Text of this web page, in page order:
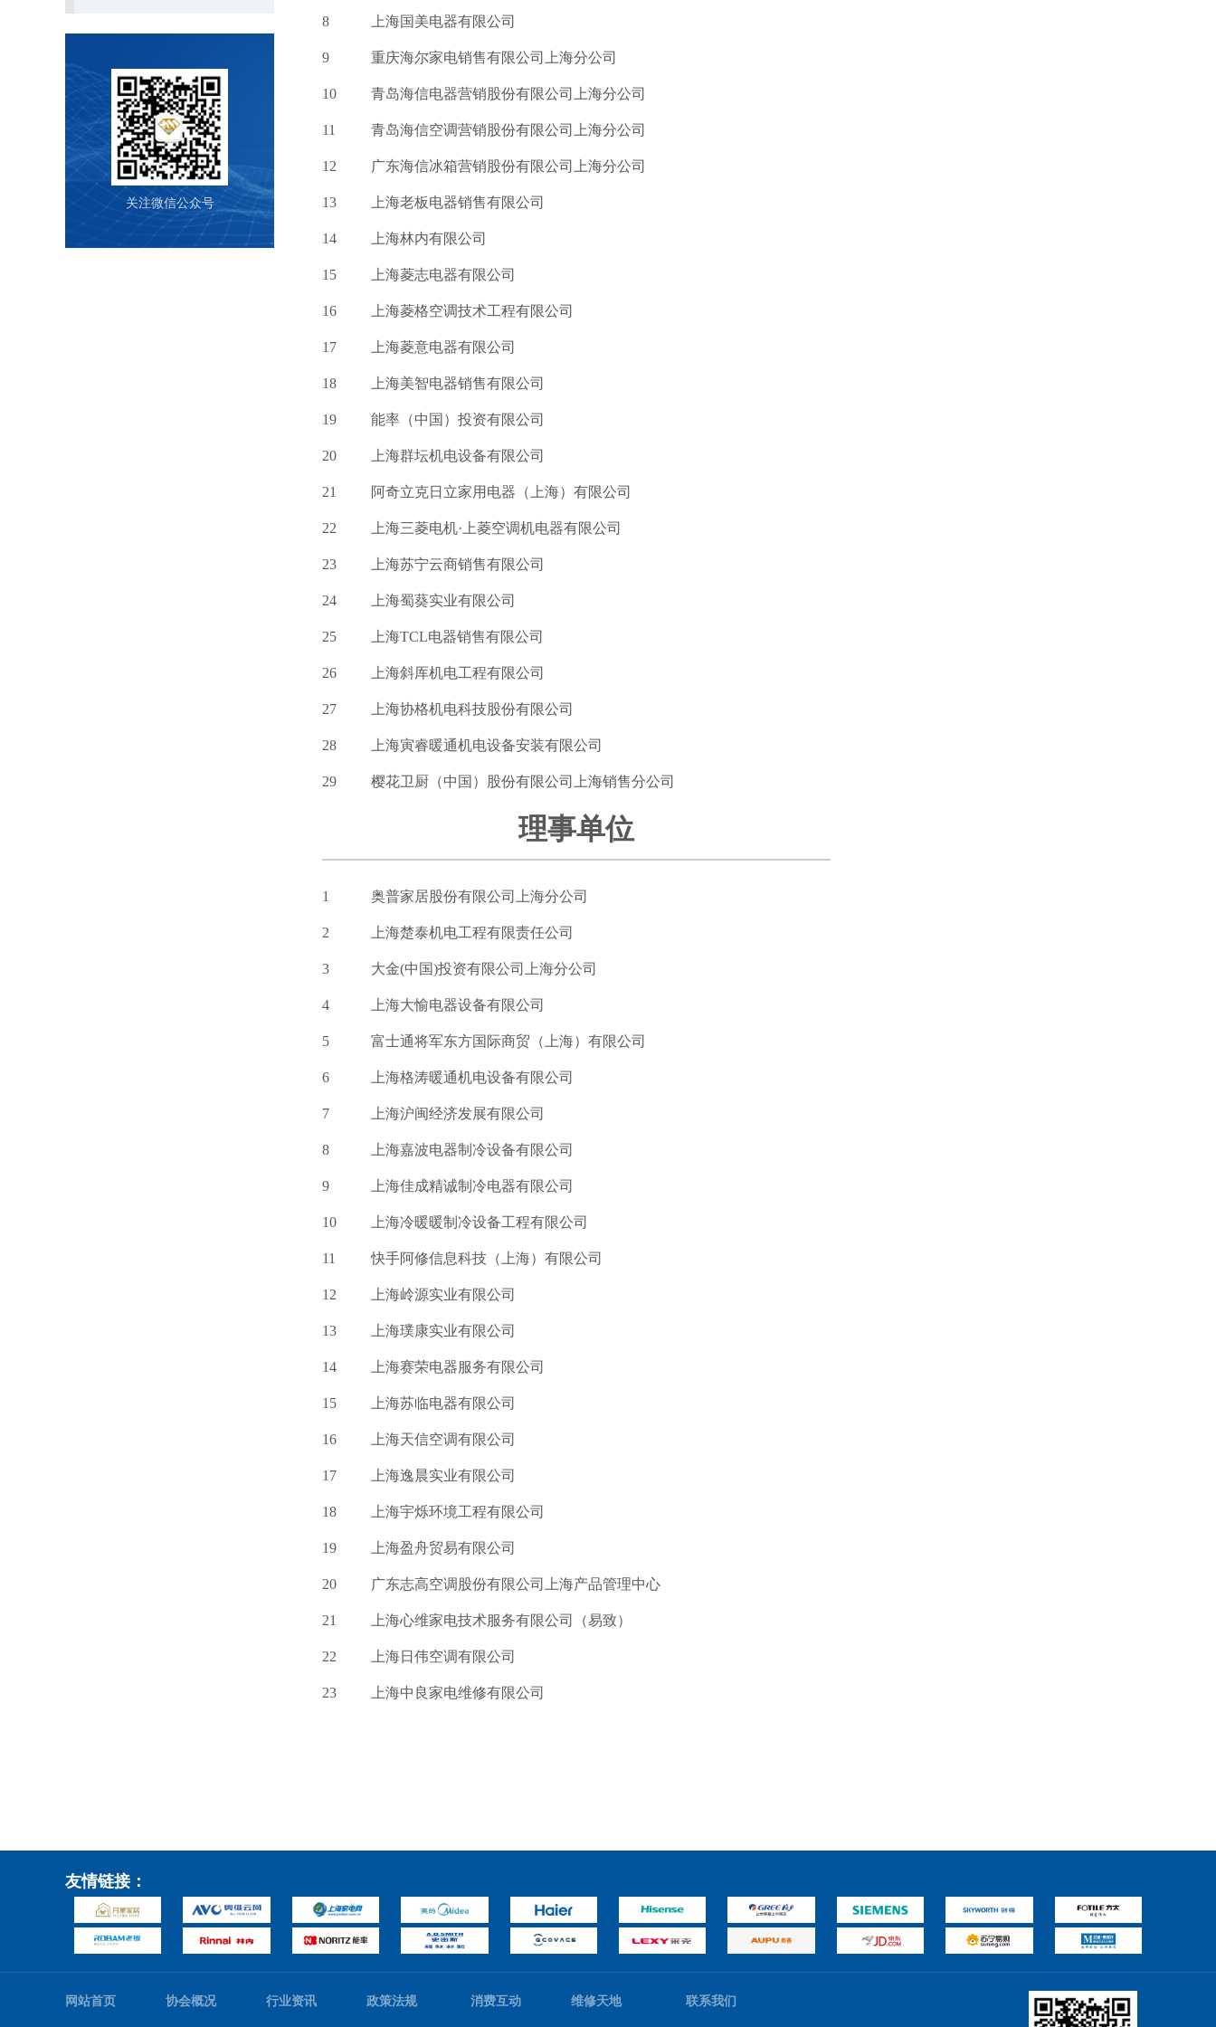
关注微信公众号
8 上海国美电器有限公司
9 重庆海尔家电销售有限公司上海分公司
10 青岛海信电器营销股份有限公司上海分公司
11 青岛海信空调营销股份有限公司上海分公司
12 广东海信冰箱营销股份有限公司上海分公司
13 上海老板电器销售有限公司
14 上海林内有限公司
15 上海菱志电器有限公司
16 上海菱格空调技术工程有限公司
17 上海菱意电器有限公司
18 上海美智电器销售有限公司
19 能率（中国）投资有限公司
20 上海群坛机电设备有限公司
21 阿奇立克日立家用电器（上海）有限公司
22 上海三菱电机· 上菱空调机电器有限公司
23 上海苏宁云商销售有限公司
24 上海蜀葵实业有限公司
25 上海TCL电器销售有限公司
26 上海斜厍机电工程有限公司
27 上海协格机电科技股份有限公司
28 上海寅睿暖通机电设备安装有限公司
29 樱花卫厨（中国）股份有限公司上海销售分公司
理事单位
1 奥普家居股份有限公司上海分公司
2 上海楚泰机电工程有限责任公司
3 大金(中国)投资有限公司上海分公司
4 上海大愉电器设备有限公司
5 富士通将军东方国际商贸（上海）有限公司
6 上海格涛暖通机电设备有限公司
7 上海沪闽经济发展有限公司
8 上海嘉波电器制冷设备有限公司
9 上海佳成精诚制冷电器有限公司
10 上海冷暖暖制冷设备工程有限公司
11 快手阿修信息科技（上海）有限公司
12 上海岭源实业有限公司
13 上海璞康实业有限公司
14 上海赛荣电器服务有限公司
15 上海苏临电器有限公司
16 上海天信空调有限公司
17 上海逸晨实业有限公司
18 上海宇烁环境工程有限公司
19 上海盈舟贸易有限公司
20 广东志高空调股份有限公司上海产品管理中心
21 上海心维家电技术服务有限公司（易致）
22 上海日伟空调有限公司
23 上海中良家电维修有限公司
友情链接：
网站首页 协会概况 行业资讯 政策法规 消费互动 维修天地 联系我们